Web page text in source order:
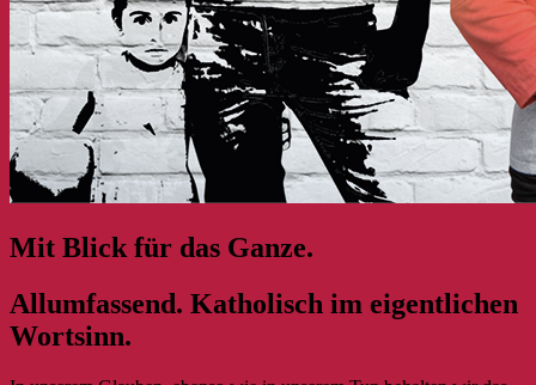
Mit Blick für das Ganze.
Allumfassend. Katholisch im eigentlichen
Wortsinn.